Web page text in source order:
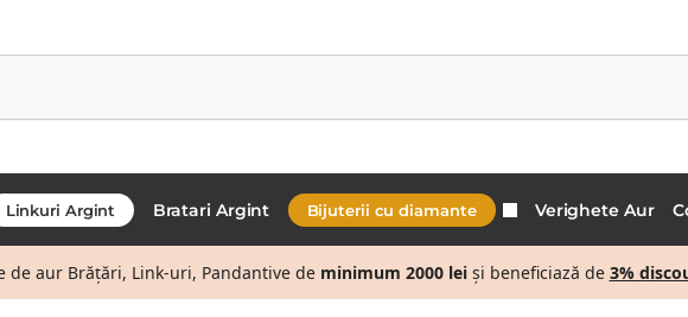
Linkuri Argint Bratari Argint Bijuterii cu diamante Verighete Aur
de aur Brățări, Link-uri, Pandantive de minimum 2000 leiși beneficiază de 3%